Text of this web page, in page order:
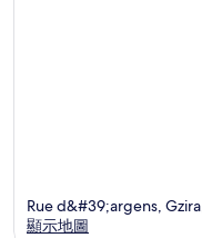
Rue d&#39;argens,
顯示地圖